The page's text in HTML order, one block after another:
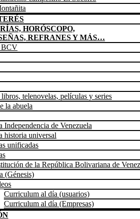
HORÓSCOPO,
REFRANES Y MÁS…
BCV
libros, telenovelas, películas y series
la abuela
Independencia de Venezuela
historia universal
unificadas
de la República Bolivariana de
(Génesis)
Curriculum al día (usuarios)
Curriculum al día (Empresas)